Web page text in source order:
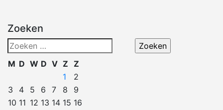
Zoeken
Zoeken
naar:
M D W D V Z Z
1
2
3
4 5 6 7 8
9
10 11 12 13 14 15 16